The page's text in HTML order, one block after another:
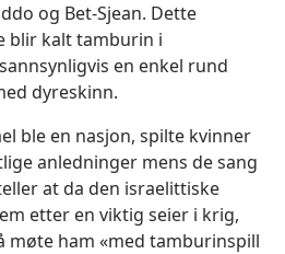
og Bet-Sjean. Dette
blir kalt tamburin i
en enkel rund
dyreskinn.
ble en nasjon, spilte kvinner
anledninger mens de sang
at da den israelittiske
etter en viktig seier i krig,
møte ham «med tamburinspill